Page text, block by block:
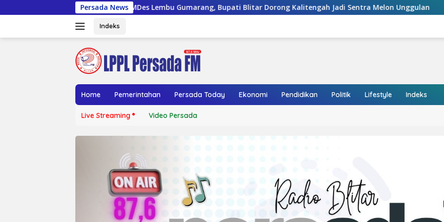
ke
Persada News
BUMDes Lembu Gumarang, Bupati Blitar Dorong Kalitengah Jadi Sentra Melon Unggulan Siswa Terlibat Kasus
Indeks
Home Pemerintahan Persada Today Ekonomi Pendidikan Politik Lifestyle Indeks
Live Streaming Video Persada